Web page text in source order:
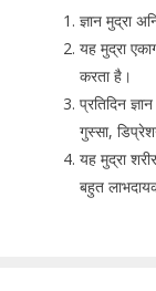
ज्ञान मुद्रा
यह मुद्रा
करता है।
प्रतिदिन
गुस्सा,
यह मुद्रा
बहुत